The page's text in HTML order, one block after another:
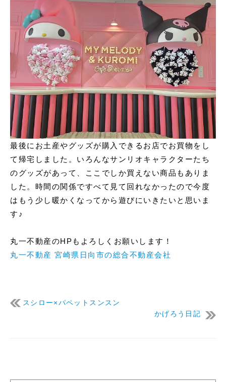
最後にお土産やグッズが購入できるお店でお買物をし
て帰宅しました。いろんなサンリオキャラクターたち
のグッズがあって、ここでしか買えない商品もありま
した。時間の関係ですべて見て回れなかったので今度
はもう少し暖かくなってから遊びにいきたいと思いま
す♪
丸一不動産のHPもよろしくお願いします！
丸一不動産 宮崎県日向市の総合不動産会社
スシロー×パペットスンスン
かげろう日記